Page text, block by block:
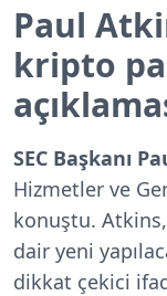
Paul
kripto
SEC Başkanı
Hizmetler ve
konuştu.
dair yeni
dikkat çekici